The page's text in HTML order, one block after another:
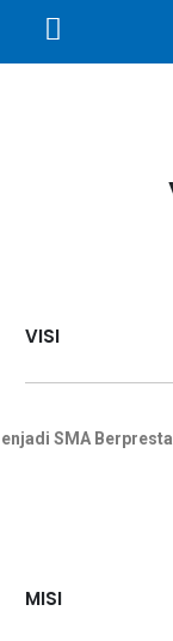
VISI
SMA
MISI